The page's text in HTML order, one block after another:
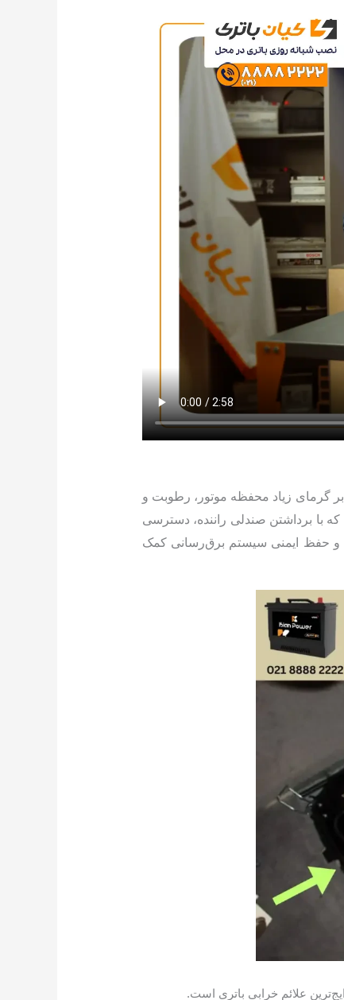
گرمای زیاد محفظه موتور، رطوبت و
با برداشتن صندلی راننده، دسترسی
و حفظ ایمنی سیستم برق‌رسانی کمک
علائم خرابی باتری است.